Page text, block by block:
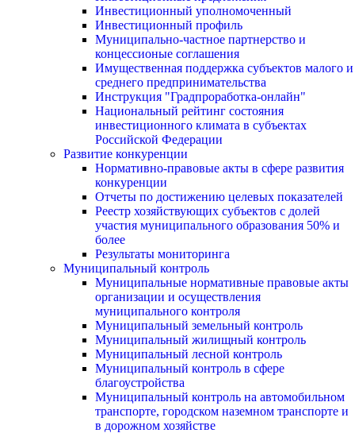
Инвестиционный уполномоченный
Инвестиционный профиль
Муниципально-частное партнерство и
концессионые соглашения
Имущественная поддержка субъектов малого и
среднего предпринимательства
Инструкция "Градпроработка-онлайн"
Национальный рейтинг состояния
инвестиционного климата в субъектах
Российской Федерации
Развитие конкуренции
Нормативно-правовые акты в сфере развития
конкуренции
Отчеты по достижению целевых показателей
Реестр хозяйствующих субъектов с долей
участия муниципального образования 50% и
более
Результаты мониторинга
Муниципальный контроль
Муниципальные нормативные правовые акты
организации и осуществления
муниципального контроля
Муниципальный земельный контроль
Муниципальный жилищный контроль
Муниципальный лесной контроль
Муниципальный контроль в сфере
благоустройства
Муниципальный контроль на автомобильном
транспорте, городском наземном транспорте и
в дорожном хозяйстве